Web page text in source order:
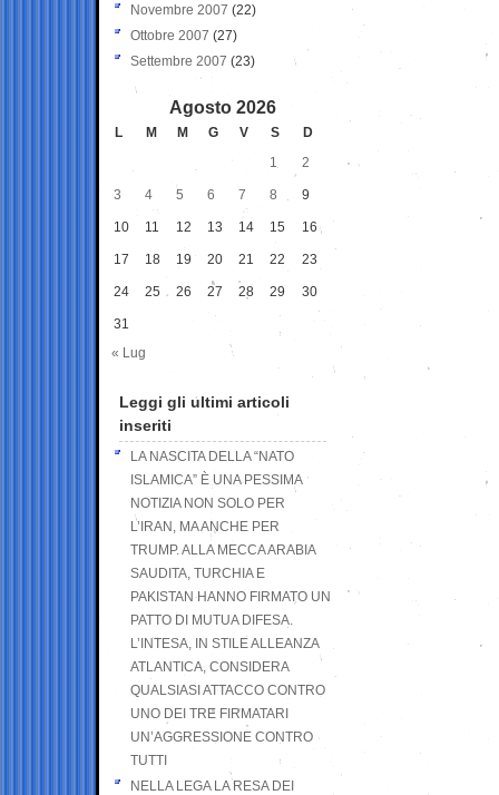
Novembre 2007 (22)
Ottobre 2007 (27)
Settembre 2007 (23)
Agosto 2026
L M M G V S
D
1
2
3 4 5 6 7 8 9
10 11 12 13 14 15 16
17 18 19 20 21 22 23
24 25 26 27 28 29 30
31
« Lug
Leggi gli ultimi articoli
inseriti
LA NASCITA DELLA “NATO
ISLAMICA” È UNA PESSIMA
NOTIZIA NON SOLO PER
L’IRAN, MA ANCHE PER
TRUMP. ALLA MECCA ARABIA
SAUDITA, TURCHIA E
PAKISTAN HANNO FIRMATO UN
PATTO DI MUTUA DIFESA.
L’INTESA, IN STILE ALLEANZA
ATLANTICA, CONSIDERA
QUALSIASI ATTACCO CONTRO
UNO DEI TRE FIRMATARI
UN’AGGRESSIONE CONTRO
TUTTI
NELLA LEGA LA RESA DEI